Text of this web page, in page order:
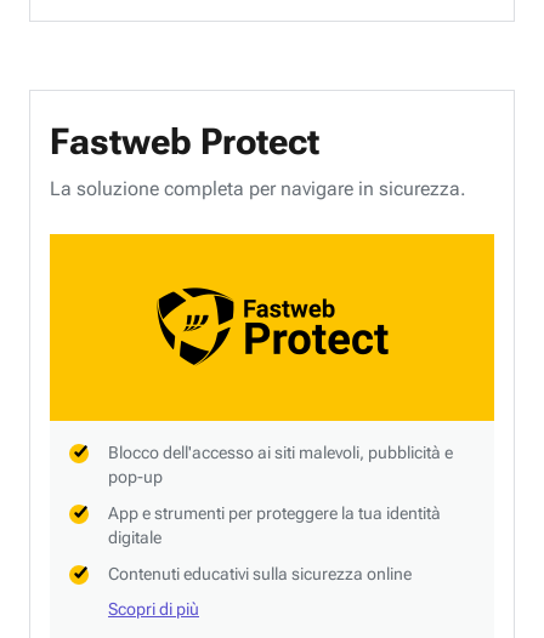
Fastweb Protect
La soluzione completa per navigare in sicurezza.
Blocco dell'accesso ai siti malevoli, pubblicità e
pop-up
App e strumenti per proteggere la tua identità
digitale
Contenuti educativi sulla sicurezza online
Scopri di più